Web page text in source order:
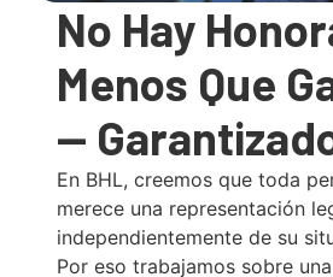
No Hay
Menos Que
—
En BHL, creemos que toda
merece una representación
independientemente de su
Por eso trabajamos sobre